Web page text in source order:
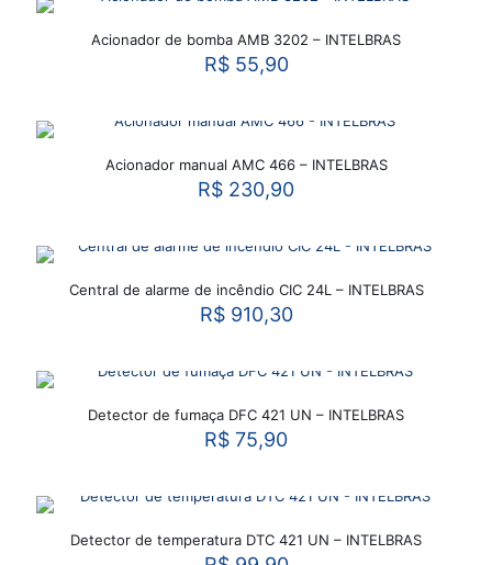
Acionador de bomba AMB 3202 – INTELBRAS
R$55,90
Acionador manual AMC 466 – INTELBRAS
R$ 230,90
Central de alarme de incêndio CIC 24L – INTELBRAS
R$910,30
Detector de fumaça DFC 421 UN – INTELBRAS
R$ 75,90
Detector de temperatura DTC 421 UN – INTELBRAS